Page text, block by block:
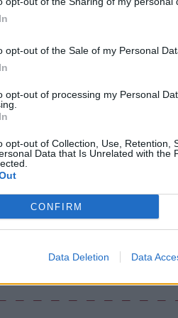
opt-out of the Sale of my Personal
opt-out of processing my Personal
opt-out of Collection, Use, Retention,
Data that Is Unrelated with the
CONFIRM
Data Deletion Data
Centri per l’Impiego, CPIA
il 2 luglio a Lentate
Via Confalonieri, 5
abbiamo a cuore
sempre in prima linea per